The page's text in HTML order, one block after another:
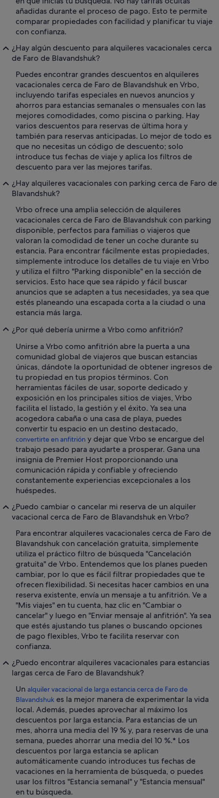
añadidas durante el proceso de pago. Esto te permite
comparar propiedades con facilidad y planificar tu viaje
con confianza.
¿Hay algún descuento para alquileres vacacionales cerca
de Faro de Blavandshuk?
Puedes encontrar grandes descuentos en alquileres
vacacionales cerca de Faro de Blavandshuk en Vrbo,
incluyendo tarifas especiales en nuevos anuncios y
ahorros para estancias semanales o mensuales con las
mejores comodidades, como piscina o parking. Hay
varios descuentos para reservas de última hora y
también para reservas anticipadas. Lo mejor de todo es
que no necesitas un código de descuento; solo
introduce tus fechas de viaje y aplica los filtros de
descuento para ver las mejores tarifas.
¿Hay alquileres vacacionales con parking cerca de Faro de
Blavandshuk?
Vrbo ofrece una amplia selección de alquileres
vacacionales cerca de Faro de Blavandshuk con parking
disponible, perfectos para familias o viajeros que
valoran la comodidad de tener un coche durante su
estancia. Para encontrar fácilmente estas propiedades,
simplemente introduce los detalles de tu viaje en Vrbo
y utiliza el filtro "Parking disponible" en la sección de
servicios. Esto hace que sea rápido y fácil buscar
anuncios que se adapten a tus necesidades, ya sea que
estés planeando una escapada corta a la ciudad o una
estancia más larga.
¿Por qué debería unirme a Vrbo como anfitrión?
Unirse a Vrbo como anfitrión abre la puerta a una
comunidad global de viajeros que buscan estancias
únicas, dándote la oportunidad de obtener ingresos de
tu propiedad en tus propios términos. Con
herramientas fáciles de usar, soporte dedicado y
exposición en los principales sitios de viajes, Vrbo
facilita el listado, la gestión y el éxito. Ya sea una
acogedora cabaña o una casa de playa, puedes
convertir tu espacio en un destino destacado,
convertirte en anfitrión y dejar que Vrbo se encargue del
trabajo pesado para ayudarte a prosperar. Gana una
insignia de Premier Host proporcionando una
comunicación rápida y confiable y ofreciendo
constantemente experiencias excepcionales a los
huéspedes.
¿Puedo cambiar o cancelar mi reserva de un alquiler
vacacional cerca de Faro de Blavandshuk en Vrbo?
Para encontrar alquileres vacacionales cerca de Faro de
Blavandshuk con cancelación gratuita, simplemente
utiliza el práctico filtro de búsqueda "Cancelación
gratuita" de Vrbo. Entendemos que los planes pueden
cambiar, por lo que es fácil filtrar propiedades que te
ofrecen flexibilidad. Si necesitas hacer cambios en una
reserva existente, envía un mensaje a tu anfitrión. Ve a
"Mis viajes" en tu cuenta, haz clic en "Cambiar o
cancelar" y luego en "Enviar mensaje al anfitrión". Ya sea
que estés ajustando tus planes o buscando opciones
de pago flexibles, Vrbo te facilita reservar con
confianza.
¿Puedo encontrar alquileres vacacionales para estancias
largas cerca de Faro de Blavandshuk?
Un alquiler vacacional de larga estancia cerca de Faro de
Blavandshuk es la mejor manera de experimentar la vida
local. Además, puedes aprovechar al máximo los
descuentos por larga estancia. Para estancias de un
mes, ahorra una media del 19 % y, para reservas de una
semana, puedes ahorrar una media del 10 %.* Los
descuentos por larga estancia se aplican
automáticamente cuando introduces tus fechas de
vacaciones en la herramienta de búsqueda, o puedes
usar los filtros "Estancia semanal" y "Estancia mensual"
en tu búsqueda.